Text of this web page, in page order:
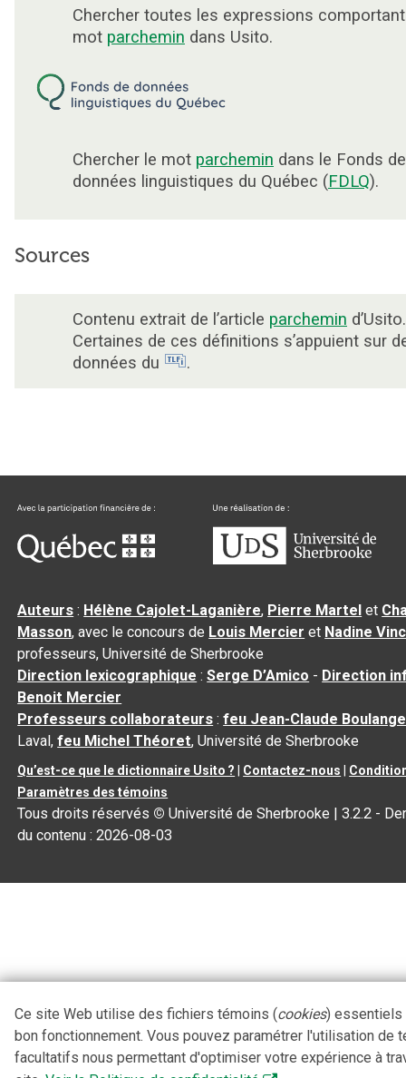
Chercher toutes les expressions
mot parchemin dans Usito.
Chercher le mot parchemin dans le Fonds de
données linguistiques du Québec (FDLQ).
Sources
Contenu extrait de l’article parchemin d’Usito.
Certaines de ces définitions s’appuient sur
données du
.
Auteurs : Hélène Cajolet-Laganière, Pierre Martel et
Masson, avec le concours de Louis Mercier et Nadine
professeurs, Université de Sherbrooke
Direction lexicographique :Serge D’Amico - Direction
Benoit Mercier
Professeurs collaborateurs :feu Jean-Claude
Laval,feu Michel Théoret, Université de Sherbrooke
Qu’est-ce que le dictionnaire Usito ? Contactez-nous
Paramètres des témoins
Tous droits réservés © Université de Sherbrooke |3.2.2 -
du contenu :2026-08-03
Ce site Web utilise des fichiers témoins (cookies) essentiels
bon fonctionnement. Vous pouvez paramétrer l'utilisation de
facultatifs nous permettant d'optimiser votre expérience à